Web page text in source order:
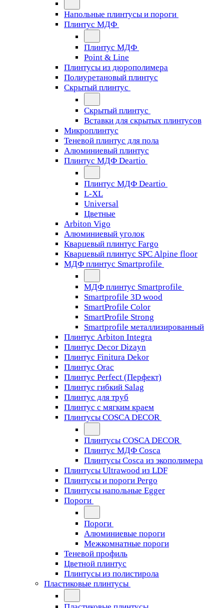
Напольные плинтусы и пороги
Плинтус МДФ
Плинтус МДФ
Point & Line
Плинтусы из дюрополимера
Полиуретановый плинтус
Скрытый плинтус
Скрытый плинтус
Вставки для скрытых плинтусов
Микроплинтус
Теневой плинтус для пола
Алюминиевый плинтус
Плинтус МДФ Deartio
Плинтус МДФ Deartio
L-XL
Universal
Цветные
Arbiton Vigo
Алюминиевый уголок
Кварцевый плинтус Fargo
Кварцевый плинтус SPC Alpine floor
МДФ плинтус Smartprofile
МДФ плинтус Smartprofile
Smartprofile 3D wood
SmartProfile Color
SmartProfile Strong
Smartprofile металлизированный
Плинтус Arbiton Integra
Плинтус Decor Dizayn
Плинтус Finitura Dekor
Плинтус Orac
Плинтус Perfect (Перфект)
Плинтус гибкий Salag
Плинтус для труб
Плинтус с мягким краем
Плинтусы COSCA DECOR
Плинтусы COSCA DECOR
Плинтус МДФ Cosca
Плинтусы Cosca из экополимера
Плинтусы Ultrawood из LDF
Плинтусы и пороги Pergo
Плинтусы напольные Egger
Пороги
Пороги
Алюминиевые пороги
Межкомнатные пороги
Теневой профиль
Цветной плинтус
Плинтусы из полистирола
Пластиковые плинтусы